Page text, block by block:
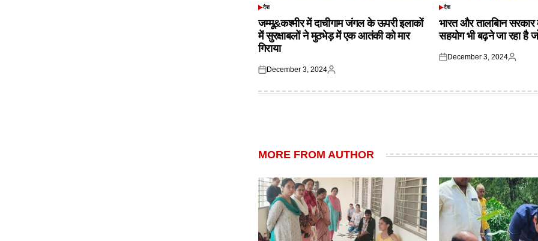
POSTED
देश
जम्मू&कश्मीर में दाचीगाम जंगल के ऊपरी इलाकों
में सुरक्षाबलों ने मुठभेड़ में एक आतंकी को मार
गिराया
Posted
December 3, 2024
Posted
POSTED
देश
भारत और तालबिान
सहयोग भी बढ़ने जा रहा है
Posted
December 3, 2024
Posted
MORE FROM AUTHOR